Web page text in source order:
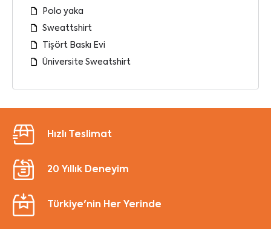
Polo yaka
Sweattshirt
Tişört Baskı Evi
Üniversite Sweatshirt
Hızlı Teslimat
20 Yıllık Deneyim
Türkiye'nin Her Yerinde